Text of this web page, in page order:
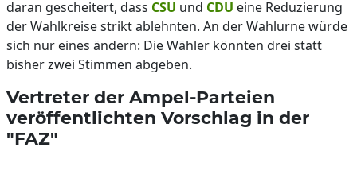
daran gescheitert, dass CSU und CDU eine Reduzierung
der Wahlkreise strikt ablehnten. An der Wahlurne würde
sich nur eines ändern: Die Wähler könnten drei statt
bisher zwei Stimmen abgeben.
Vertreter der Ampel-Parteien
veröffentlichten Vorschlag in der
"FAZ"